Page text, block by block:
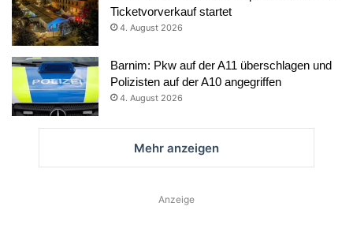
Ticketvorverkauf startet
4. August 2026
Barnim: Pkw auf der A11 überschlagen und
Polizisten auf der A10 angegriffen
4. August 2026
Mehr anzeigen
Anzeige